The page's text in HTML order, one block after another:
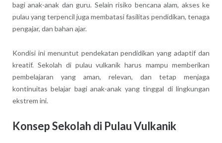
bagi anak-anak dan guru. Selain risiko bencana alam, akses ke
pulau yang terpencil juga membatasi fasilitas pendidikan, tenaga
pengajar, dan bahan ajar.
Kondisi ini menuntut pendekatan pendidikan yang adaptif dan
kreatif. Sekolah di pulau vulkanik harus mampu memberikan
pembelajaran yang aman, relevan, dan tetap menjaga
kontinuitas belajar bagi anak-anak yang tinggal di lingkungan
ekstrem ini.
Konsep Sekolah di Pulau Vulkanik